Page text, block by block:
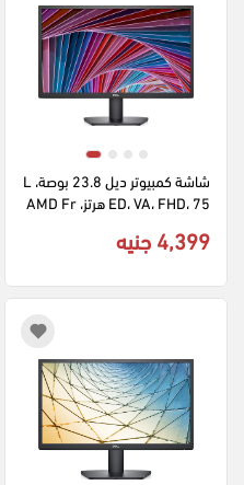
شاشة كمبيوتر ديل 23.8 بوصة، L
ED، VA، FHD، 75 هرتز، AMD Fr
4,399 جنيه